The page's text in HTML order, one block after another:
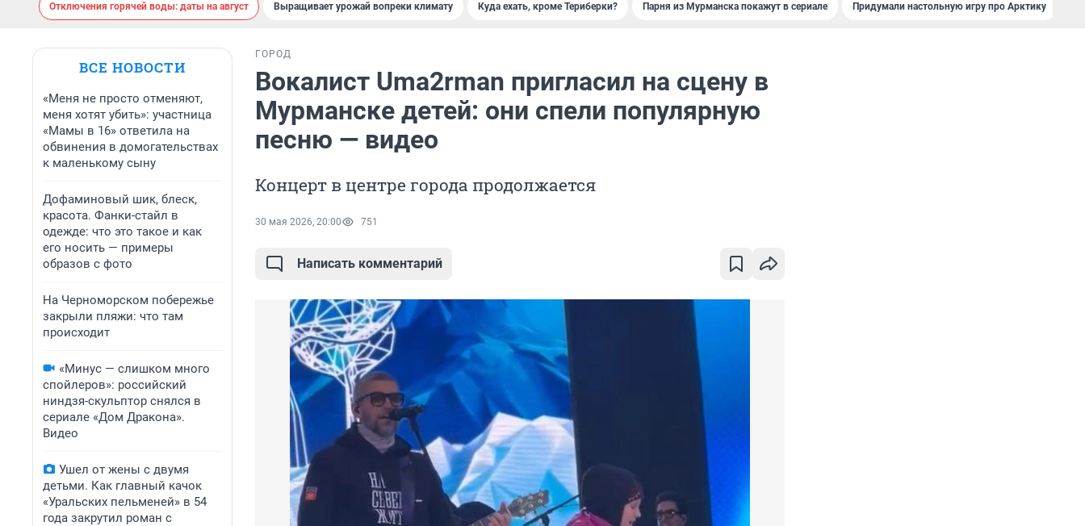
Отключения горячей воды: даты на август Выращивает урожай вопреки климату Куда ехать, кроме Териберки? Парня из Мурманска покажут в сериале Придумали настольную игру про Арктику
ВСЕ НОВОСТИ
«Меня не просто отменяют,
меня хотят убить»: участница
«Мамы в 16» ответила на
обвинения в домогательствах
к маленькому сыну
Дофаминовый шик, блеск,
красота. Фанки-стайл в
одежде: что это такое и как
его носить — примеры
образов с фото
На Черноморском побережье
закрыли пляжи: что там
происходит
«Минус — слишком много
спойлеров»: российский
ниндзя-скульптор снялся в
сериале «Дом Дракона».
Видео
Ушел от жены с двумя
детьми. Как главный качок
«Уральских пельменей» в 54
года закрутил роман с
ГОРОД
Вокалист Uma2rman пригласил на сцену в
Мурманске детей: они спели популярную
песню — видео
Концерт в центре города продолжается
30 мая 2026, 20:00 751
Написать комментарий